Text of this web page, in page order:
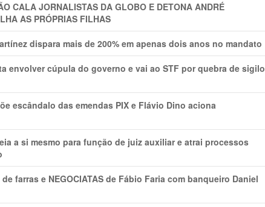
CALA JORNALISTAS DA GLOBO E DETONA ANDRÉ
AS PRÓPRIAS FILHAS
dispara mais de 200% em apenas dois anos no mandato
envolver cúpula do governo e vai ao STF por quebra de sigilo
escândalo das emendas PIX e Flávio Dino aciona
a si mesmo para função de juiz auxiliar e atrai processos
farras e NEGOCIATAS de Fábio Faria com banqueiro Daniel